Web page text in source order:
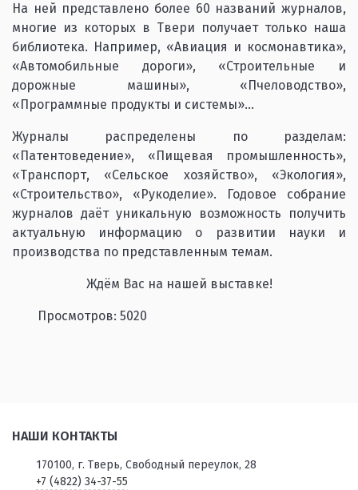
На ней представлено более 60 названий журналов,
многие из которых в Твери получает только наша
библиотека. Например, «Авиация и космонавтика»,
«Автомобильные дороги», «Строительные и
дорожные машины», «Пчеловодство»,
«Программные продукты и системы»…
Журналы распределены по разделам:
«Патентоведение», «Пищевая промышленность»,
«Транспорт, «Сельское хозяйство», «Экология»,
«Строительство», «Рукоделие». Годовое собрание
журналов даёт уникальную возможность получить
актуальную информацию о развитии науки и
производства по представленным темам.
Ждём Вас на нашей выставке!
Просмотров: 5020
НАШИ КОНТАКТЫ
170100, г. Тверь, Свободный переулок, 28
+7 (4822) 34-37-55